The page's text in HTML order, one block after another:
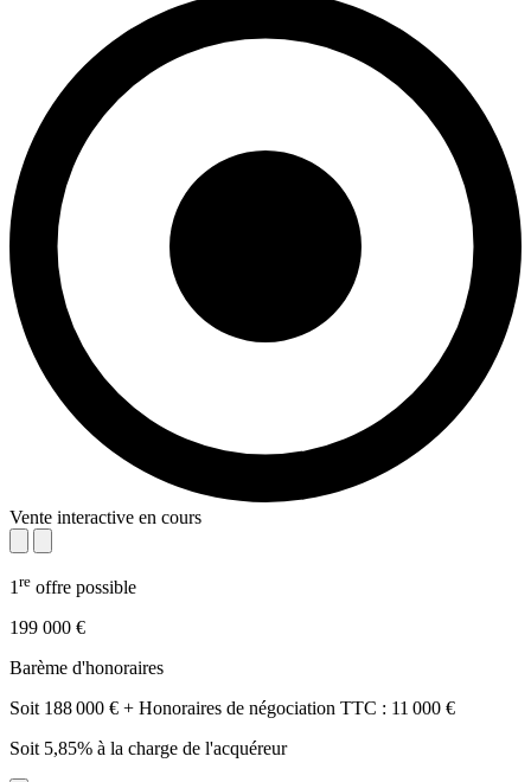
Vente interactive en cours
1 re offre possible
199 000 €
Barème d'honoraires
Soit 188 000 € + Honoraires de négociation TTC : 11 000 €
Soit 5,85% à la charge de l'acquéreur